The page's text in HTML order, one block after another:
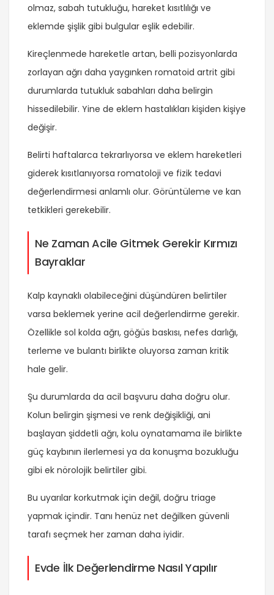
olmaz, sabah tutukluğu, hareket kısıtlılığı ve
eklemde şişlik gibi bulgular eşlik edebilir.
Kireçlenmede hareketle artan, belli pozisyonlarda
zorlayan ağrı daha yaygınken romatoid artrit gibi
durumlarda tutukluk sabahları daha belirgin
hissedilebilir. Yine de eklem hastalıkları kişiden kişiye
değişir.
Belirti haftalarca tekrarlıyorsa ve eklem hareketleri
giderek kısıtlanıyorsa romatoloji ve fizik tedavi
değerlendirmesi anlamlı olur. Görüntüleme ve kan
tetkikleri gerekebilir.
Ne Zaman Acile Gitmek Gerekir Kırmızı
Bayraklar
Kalp kaynaklı olabileceğini düşündüren belirtiler
varsa beklemek yerine acil değerlendirme gerekir.
Özellikle sol kolda ağrı, göğüs baskısı, nefes darlığı,
terleme ve bulantı birlikte oluyorsa zaman kritik
hale gelir.
Şu durumlarda da acil başvuru daha doğru olur.
Kolun belirgin şişmesi ve renk değişikliği, ani
başlayan şiddetli ağrı, kolu oynatamama ile birlikte
güç kaybının ilerlemesi ya da konuşma bozukluğu
gibi ek nörolojik belirtiler gibi.
Bu uyarılar korkutmak için değil, doğru triage
yapmak içindir. Tanı henüz net değilken güvenli
tarafı seçmek her zaman daha iyidir.
Evde İlk Değerlendirme Nasıl Yapılır